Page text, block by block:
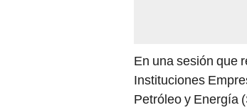
En una sesión que
Instituciones
Petróleo y Energía